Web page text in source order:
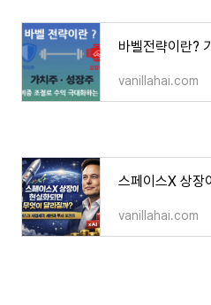
vanillahai.com
vanillahai.com